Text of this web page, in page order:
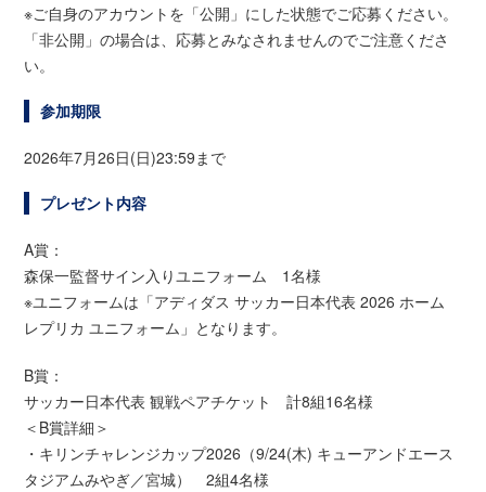
※ご自身のアカウントを「公開」にした状態でご応募ください。
「非公開」の場合は、応募とみなされませんのでご注意くださ
い。
参加期限
2026年7月26日(日)23:59まで
プレゼント内容
A賞：
森保一監督サイン入りユニフォーム 1名様
※ユニフォームは「アディダス サッカー日本代表 2026 ホーム
レプリカ ユニフォーム」となります。
B賞：
サッカー日本代表 観戦ペアチケット 計8組16名様
＜B賞詳細＞
・キリンチャレンジカップ2026（9/24(木) キューアンドエース
タジアムみやぎ／宮城） 2組4名様